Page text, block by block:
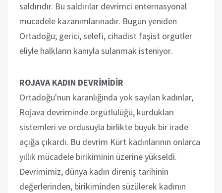
saldırıdır. Bu saldırılar devrimci enternasyonal
mücadele kazanımlarınadır. Bugün yeniden
Ortadoğu; gerici, selefi, cihadist faşist örgütler
eliyle halkların kanıyla sulanmak isteniyor.
ROJAVA KADIN DEVRİMİDİR
Ortadoğu'nun karanlığında yok sayılan kadınlar,
Rojava devriminde örgütlülüğü, kurdukları
sistemleri ve ordusuyla birlikte büyük bir irade
açığa çıkardı. Bu devrim Kürt kadınlarının onlarca
yıllık mücadele birikiminin üzerine yükseldi.
Devrimimiz, dünya kadın direniş tarihinin
değerlerinden, birikiminden süzülerek kadının